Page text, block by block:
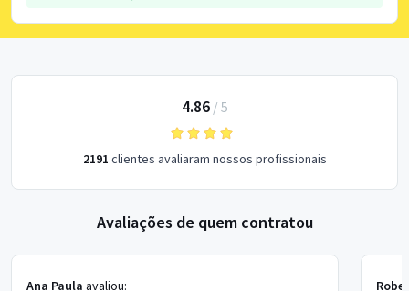
4.86/ 5
2191 clientes avaliaram nossos profissionais
Avaliações de quem contratou
Ana Paula avaliou: